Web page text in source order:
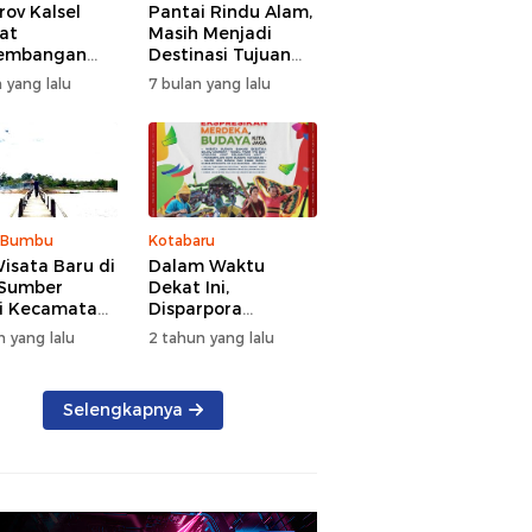
Kalsel
Targetkan
Kunjungan
yang lalu
Pantai Rindu Alam,
Masih Menjadi
Destinasi Tujuan
Wisata di Tanah
Bumbu dengan
Rindangnya Pohon
Pinus
7 bulan yang lalu
Baru di
Kecamatan
Bintang
yang lalu
Kotabaru
Dalam Waktu
Dekat Ini,
Disparpora
Kotabaru Bakal
Menggelar Festival
2024
2 tahun yang lalu
Selengkapnya